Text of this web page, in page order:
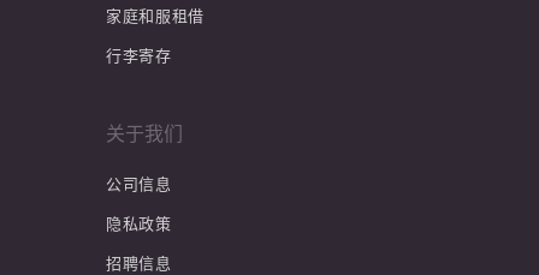
家庭和服租借
行李寄存
关于我们
公司信息
隐私政策
招聘信息